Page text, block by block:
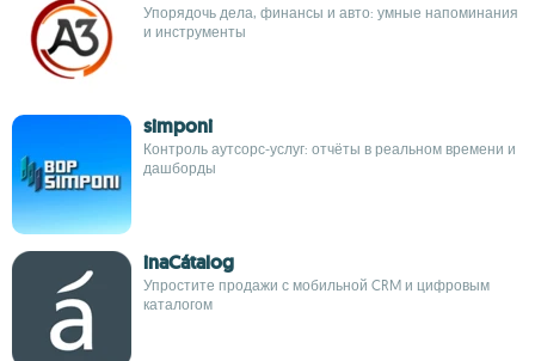
Упорядочь дела, финансы и авто: умные напоминания
и инструменты
simponi
Контроль аутсорс‑услуг: отчёты в реальном времени и
дашборды
inaCátalog
Упростите продажи с мобильной CRM и цифровым
каталогом